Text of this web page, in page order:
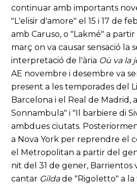
continuar amb importants
"L'elisir d'amore" el 15 i 17 de
amb Caruso, o "Lakmé" a
març on va causar sensació la
interpretació de l'ària Où va la
AE novembre i desembre va
present a les temporades del
Barcelona i el Real de Madrid,
Sonnambula" i "Il barbiere di
ambdues ciutats.
a Nova York per reprendre el
el Metropolitan a partir del
nit del 31 de gener, Barrientos
cantar Gildade "Rigoletto" a la